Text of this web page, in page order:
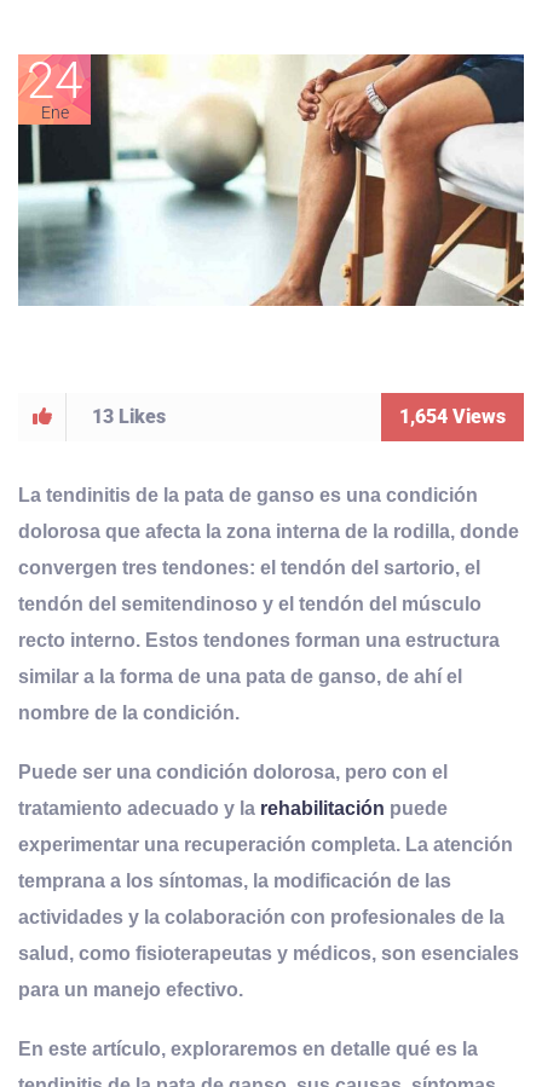
24
Ene
13 Likes 1,654 Views
La tendinitis de la pata de ganso es una condición
dolorosa que afecta la zona interna de la rodilla, donde
convergen tres tendones: el tendón del sartorio, el
tendón del semitendinoso y el tendón del músculo
recto interno. Estos tendones forman una estructura
similar a la forma de una pata de ganso, de ahí el
nombre de la condición.
Puede ser una condición dolorosa, pero con el
tratamiento adecuado y la rehabilitación puede
experimentar una recuperación completa. La atención
temprana a los síntomas, la modificación de las
actividades y la colaboración con profesionales de la
salud, como fisioterapeutas y médicos, son esenciales
para un manejo efectivo.
En este artículo, exploraremos en detalle qué es la